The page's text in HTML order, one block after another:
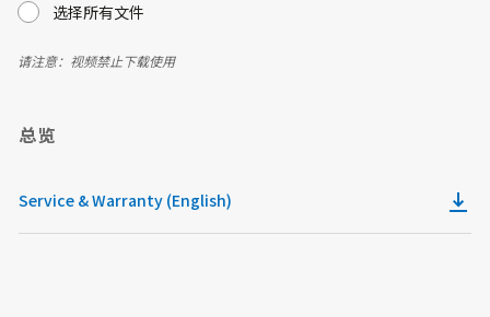
选择所有文件
请注意：视频禁止下载使用
总览
Service & Warranty (English)